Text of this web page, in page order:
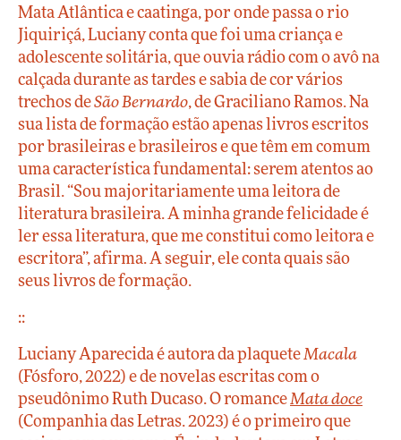
Mata Atlântica e caatinga, por onde passa o rio
Jiquiriçá, Luciany conta que foi uma criança e
adolescente solitária, que ouvia rádio com o avô na
calçada durante as tardes e sabia de cor vários
trechos deSão Bernardo, de Graciliano Ramos. Na
sua lista de formação estão apenas livros escritos
por brasileiras e brasileiros e que têm em comum
uma característica fundamental: serem atentos ao
Brasil. “Sou majoritariamente uma leitora de
literatura brasileira. A minha grande felicidade é
ler essa literatura, que me constitui como leitora e
escritora”, afirma. A seguir, ele conta quais são
seus livros de formação.
::
Luciany Aparecida é autora da plaqueteMacala
(Fósforo, 2022) e de novelas escritas com o
pseudônimo Ruth Ducaso. O romanceMata doce
(Companhia das Letras. 2023) é o primeiro que